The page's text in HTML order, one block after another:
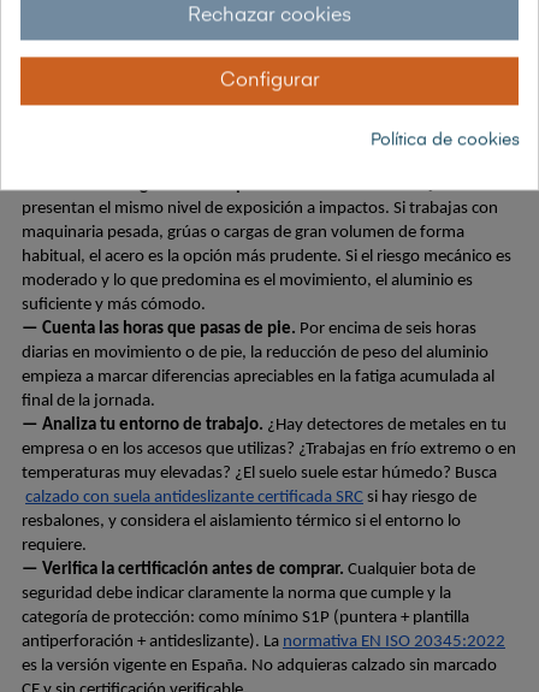
Construcción,
Cómo elegir la puntera correcta según tu
presentan el mismo nivel de exposición a impactos. Si trabajas con
maquinaria pesada, grúas o cargas de gran volumen de forma
habitual, el acero es la opción más prudente. Si el riesgo mecánico es
moderado y lo que predomina es el movimiento, el aluminio es
suficiente y más cómodo.
— Cuenta las horas que pasas de pie. Por encima de seis horas
diarias en movimiento o de pie, la reducción de peso del aluminio
empieza a marcar diferencias apreciables en la fatiga acumulada al
final de la jornada.
— Analiza tu entorno de trabajo. ¿Hay detectores de metales en tu
empresa o en los accesos que utilizas? ¿Trabajas en frío extremo o en
temperaturas muy elevadas? ¿El suelo suele estar húmedo? Busca
calzado con suela antideslizante certificada SRC si hay riesgo de
resbalones, y considera el aislamiento térmico si el entorno lo
requiere.
— Verifica la certificación antes de comprar. Cualquier bota de
seguridad debe indicar claramente la norma que cumple y la
categoría de protección: como mínimo S1P (puntera + plantilla
antiperforación + antideslizante). La normativa EN ISO 20345:2022
es la versión vigente en España. No adquieras calzado sin marcado
Rechazar cookies
Configurar
Política de cookies